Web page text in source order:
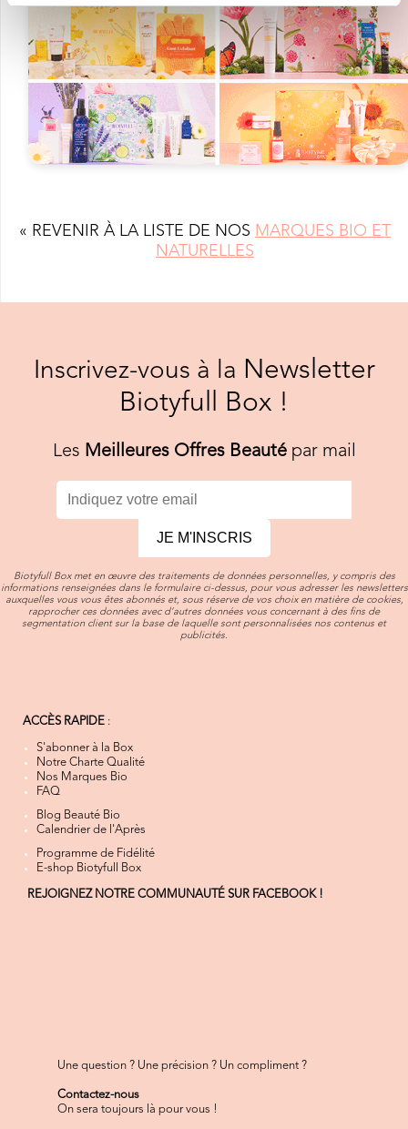
« REVENIR À LA LISTE DE NOS MARQUES BIO ET
NATURELLES
Inscrivez-vous à la Newsletter
Biotyfull Box !
Les Meilleures Offres Beautépar mail
JE M'INSCRIS
Biotyfull Box met en œuvre des traitements de données personnelles, y compris des
informations renseignées dans le formulaire ci-dessus, pour vous adresser les newsletters
auxquelles vous vous êtes abonnés et, sous réserve de vos choix en matière de cookies,
rapprocher ces données avec d’autres données vous concernant à des fins de
segmentation client sur la base de laquelle sont personnalisées nos contenus et
publicités.
ACCÈS RAPIDE :
S'abonner à la Box
Notre Charte Qualité
Nos Marques Bio
FAQ
Blog Beauté Bio
Calendrier de l'Après
Programme de Fidélité
E-shop Biotyfull Box
REJOIGNEZ NOTRE COMMUNAUTÉ SUR FACEBOOK !
Une question ? Une précision ? Un compliment ?
Contactez-nous
On sera toujours là pour vous !